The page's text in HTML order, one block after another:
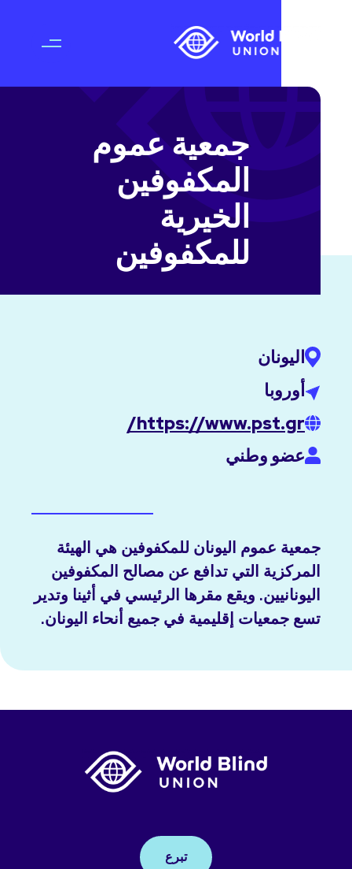
جمعية عموم
المكفوفين
الخيرية
للمكفوفين
اليونان
أوروبا
https://www.pst.gr/
عضو وطني
جمعية عموم اليونان للمكفوفين هي الهيئة
المركزية التي تدافع عن مصالح المكفوفين
اليونانيين. ويقع مقرها الرئيسي في أثينا وتدير
تسع جمعيات إقليمية في جميع أنحاء اليونان.
تبرع